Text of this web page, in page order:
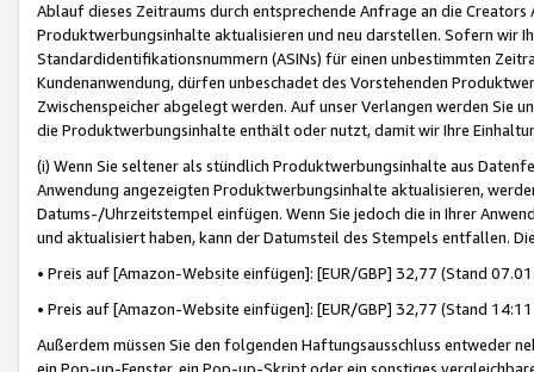
Ablauf dieses Zeitraums durch entsprechende Anfrage an die
Produktwerbungsinhalte aktualisieren und neu darstellen. Sofern wir
Standardidentifikationsnummern (ASINs) für einen unbestimmten
Kundenanwendung, dürfen unbeschadet des Vorstehenden
Zwischenspeicher abgelegt werden. Auf unser Verlangen werden Sie
die Produktwerbungsinhalte enthält oder nutzt, damit wir Ihre
(i) Wenn Sie seltener als stündlich Produktwerbungsinhalte aus
Anwendung angezeigten Produktwerbungsinhalte aktualisieren,
Datums-/Uhrzeitstempel einfügen. Wenn Sie jedoch die in Ihrer
und aktualisiert haben, kann der Datumsteil des Stempels entfallen.
• Preis auf [Amazon-Website einfügen]: [EUR/GBP] 32,77 (Stand
• Preis auf [Amazon-Website einfügen]: [EUR/GBP] 32,77 (Stand
Außerdem müssen Sie den folgenden Haftungsausschluss entweder
ein Pop-up-Fenster, ein Pop-up-Skript oder ein sonstiges